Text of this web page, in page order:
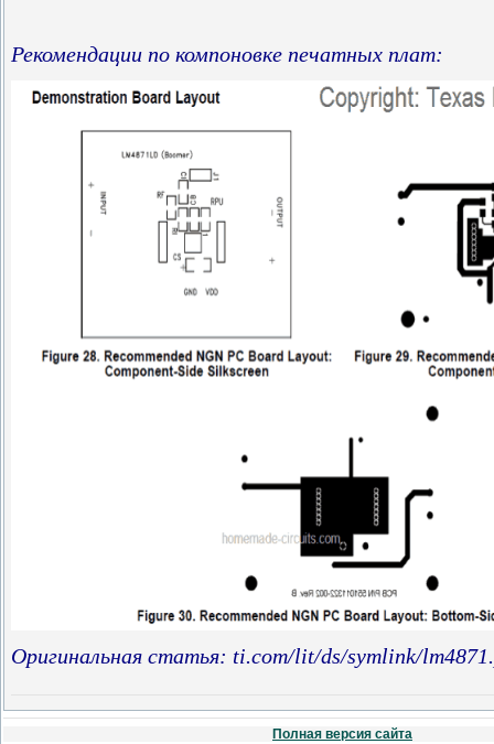
Рекомендации по компоновке печатных плат:
Оригинальная статья: ti.com/lit/ds/symlink/
Полная версия сайта